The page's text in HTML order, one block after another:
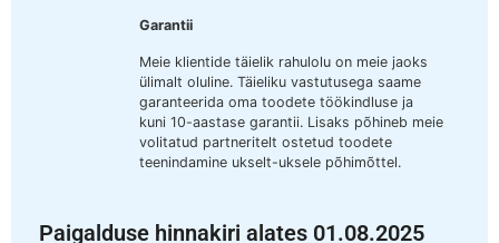
Garantii
Meie klientide täielik rahulolu on meie jaoks
ülimalt oluline. Täieliku vastutusega saame
garanteerida oma toodete töökindluse ja
kuni 10-aastase garantii. Lisaks põhineb meie
volitatud partneritelt ostetud toodete
teenindamine ukselt-uksele põhimõttel.
Paigalduse hinnakiri alates 01.08.2025